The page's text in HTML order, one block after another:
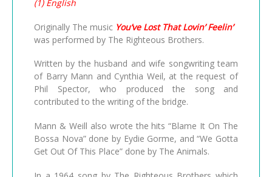
(1) English
Originally The music You’ve Lost That Lovin’ Feelin’
was performed by The Righteous Brothers.
Written by the husband and wife songwriting team
of Barry Mann and Cynthia Weil, at the request of
Phil Spector, who produced the song and
contributed to the writing of the bridge.
Mann & Weill also wrote the hits “Blame It On The
Bossa Nova” done by Eydie Gorme, and “We Gotta
Get Out Of This Place” done by The Animals.